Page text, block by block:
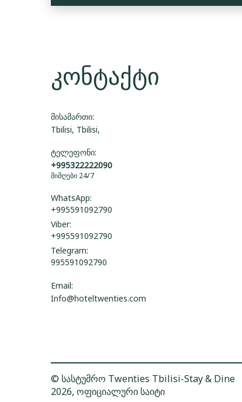
კონტაქტი
მისამართი:
Tbilisi, Tbilisi,
ტელეფონი:
+995322222090
მიმღები 24/7
WhatsApp:
+995591092790
Viber:
+995591092790
Telegram:
995591092790
Email:
Info@hoteltwenties.com
© სასტუმრო Twenties Tbilisi-Stay & Dine
2026, ოფიციალური საიტი